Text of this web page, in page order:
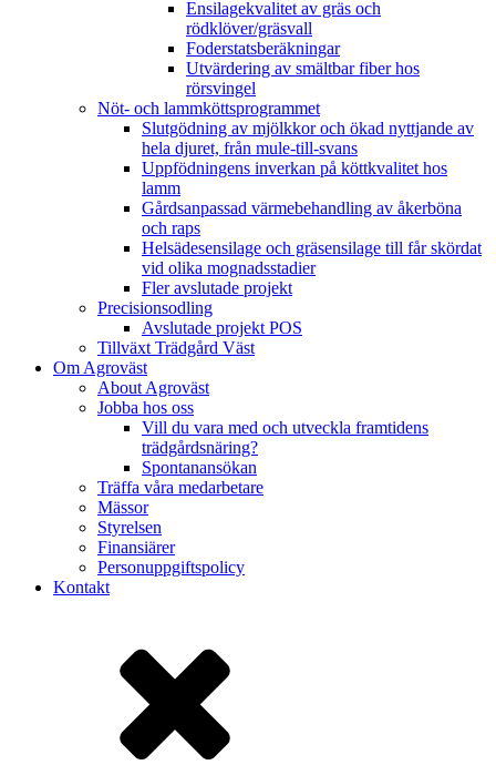
Ensilagekvalitet av gräs och
rödklöver/gräsvall
Foderstatsberäkningar
Utvärdering av smältbar fiber hos
rörsvingel
Nöt- och lammköttsprogrammet
Slutgödning av mjölkkor och ökad nyttjande av
hela djuret, från mule-till-svans
Uppfödningens inverkan på köttkvalitet hos
lamm
Gårdsanpassad värmebehandling av åkerböna
och raps
Helsädesensilage och gräsensilage till får skördat
vid olika mognadsstadier
Fler avslutade projekt
Precisionsodling
Avslutade projekt POS
Tillväxt Trädgård Väst
Om Agroväst
About Agroväst
Jobba hos oss
Vill du vara med och utveckla framtidens
trädgårdsnäring?
Spontanansökan
Träffa våra medarbetare
Mässor
Styrelsen
Finansiärer
Personuppgiftspolicy
Kontakt